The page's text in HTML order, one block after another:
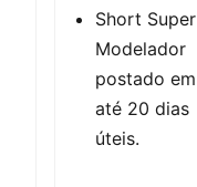
Short Super
Modelador
postado em
até 20 dias
úteis.